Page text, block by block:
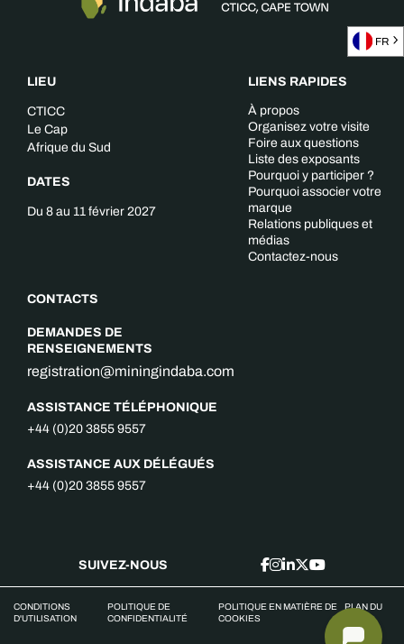
LIEU
CTICC
Le Cap
Afrique du Sud
DATES
Du 8 au 11 février 2027
CONTACTS
DEMANDES DE
RENSEIGNEMENTS
registration@miningindaba.com
ASSISTANCE TÉLÉPHONIQUE
+44 (0)20 3855 9557
ASSISTANCE AUX DÉLÉGUÉS
+44 (0)20 3855 9557
LIENS RAPIDES
À propos
Organisez votre visite
Foire aux questions
Liste des exposants
Pourquoi y participer ?
Pourquoi associer votre
marque
Relations publiques et
médias
Contactez-nous
SUIVEZ-NOUS
CONDITIONS
D'UTILISATION
POLITIQUE DE
CONFIDENTIALITÉ
POLITIQUE EN MATIÈRE DE
COOKIES
PLAN DU
FR